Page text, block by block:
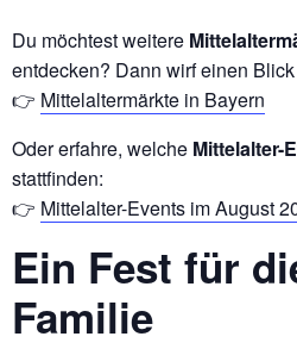
Du möchtest weitere
entdecken? Dann wirf einen
👉 Mittelaltermärkte in Bayern
Oder erfahre, welche Mittelalter-
stattfinden:
👉 Mittelalter-Events im August
Ein Fest für
Familie